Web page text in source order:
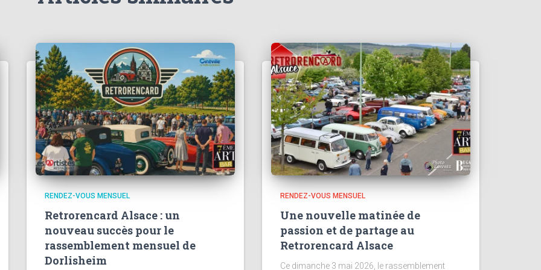
RENDEZ-VOUS MENSUEL
Retrorencard Alsace : un
nouveau succès pour le
rassemblement mensuel de
Dorlisheim
RENDEZ-VOUS MENSUEL
Une nouvelle matinée de
passion et de partage au
Retrorencard Alsace
Ce dimanche 3 mai 2026, le rassemblement